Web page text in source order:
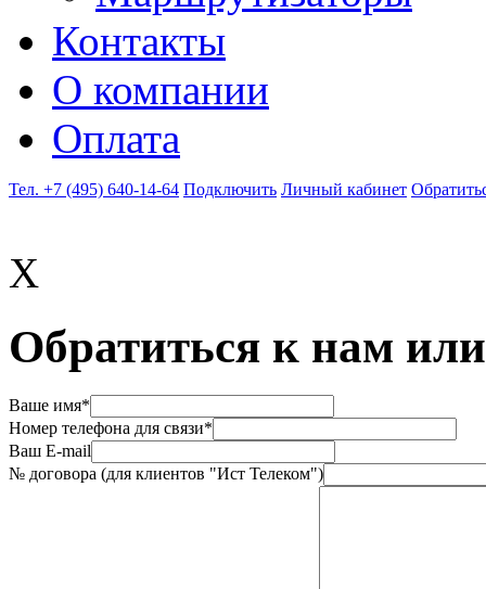
Контакты
О компании
Оплата
Тел. +7 (495) 640-14-64 Подключить Личный кабинет
X
Обратиться к нам или
Ваше имя*
Номер телефона для связи*
Ваш E-mail
№ договора (для клиентов "Ист Телеком")